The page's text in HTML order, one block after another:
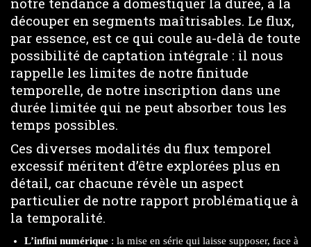
découper en segments maîtrisables. Le flux,
par essence, est ce qui coule au-delà de toute
possibilité de captation intégrale : il nous
rappelle les limites de notre finitude
temporelle, de notre inscription dans une
durée limitée qui ne peut absorber tous les
temps possibles.
Ces diverses modalités du flux temporel
excessif méritent d’être explorées plus en
détail, car chacune révèle un aspect
particulier de notre rapport problématique à
la temporalité.
L’infini numérique : la mise en série qui laisse supposer, face à